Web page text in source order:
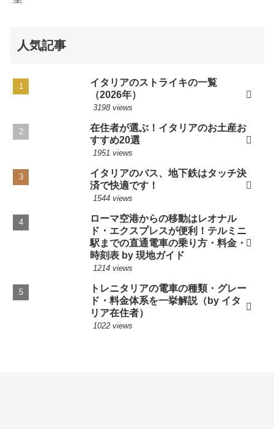
人気記事
イタリアのストライキの一覧
（2026年）
3198 views
在住者が選ぶ！イタリアのお土産お
すすめ20選
1951 views
イタリアのバス、地下鉄はタッチ決
済で快適です！
1544 views
ローマ空港からの移動はレオナル
ド・エクスプレスが便利！テルミニ
駅までの直通電車の乗り方・料金・
時刻表 by 現地ガイド
1214 views
トレニタリアの電車の種類・グレー
ド・料金体系を一挙解説（by イタ
リア在住者）
1022 views